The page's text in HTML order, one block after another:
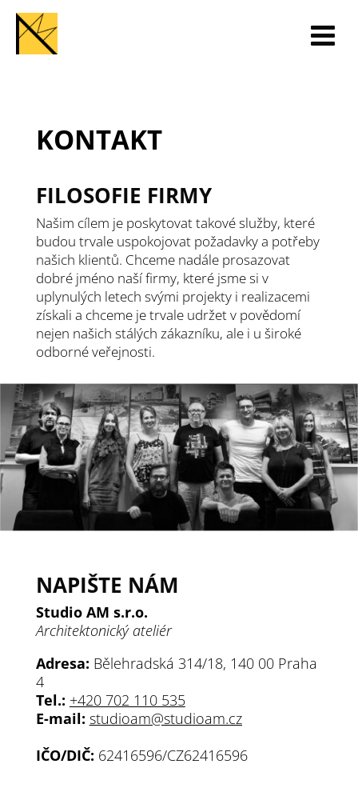
KONTAKT
FILOSOFIE FIRMY
Našim cílem je poskytovat takové služby, které
budou trvale uspokojovat požadavky a potřeby
našich klientů. Chceme nadále prosazovat
dobré jméno naší firmy, které jsme si v
uplynulých letech svými projekty i realizacemi
získali a chceme je trvale udržet v povědomí
nejen našich stálých zákazníku, ale i u široké
odborné veřejnosti.
NAPIŠTE NÁM
Studio AM s.r.o.
Architektonický ateliér
Adresa: Bělehradská 314/18, 140 00 Praha
4
Tel.: +420 702 110 535
E-mail: studioam@studioam.cz
IČO/DIČ: 62416596/CZ62416596